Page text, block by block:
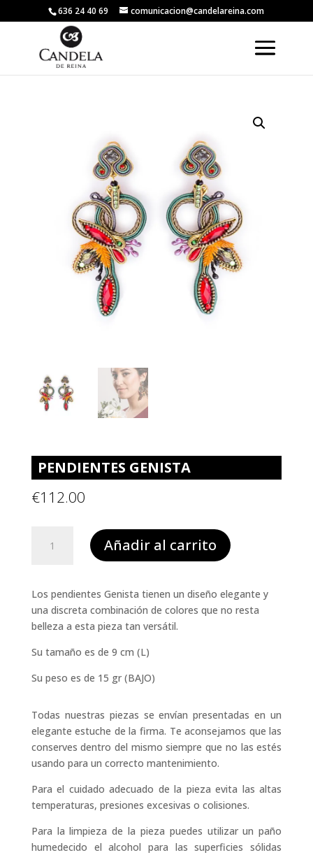
636 24 40 69 comunicacion@candelareina.com
PENDIENTES GENISTA
€112.00
GENISTA
Añadir al carrito
Los pendientes Genista tienen un diseño elegante y
una discreta combinación de colores que no resta
belleza a esta pieza tan versátil.
Su tamaño es de 9 cm (L)
Su peso es de 15 gr (BAJO)
Todas nuestras piezas se envían presentadas en un
elegante estuche de la firma. Te aconsejamos que las
conserves dentro del mismo siempre que no las estés
usando para un correcto mantenimiento.
Para el cuidado adecuado de la pieza evita las altas
temperaturas, presiones excesivas o colisiones.
Para la limpieza de la pieza puedes utilizar un paño
humedecido el alcohol para las superficies sólidas